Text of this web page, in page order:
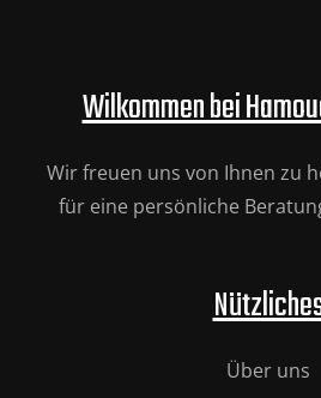
Wilkommen bei
Wir freuen uns von Ihnen zu
für eine persönliche
Über uns